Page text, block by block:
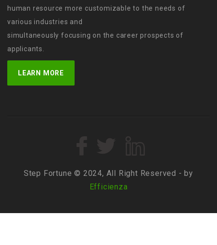
human resource more customizable to the needs of
various industries and
simultaneously focusing on the career prospects of
applicants.
LEARN MORE
Step Fortune © 2024, All Right Reserved - by
Efficienza